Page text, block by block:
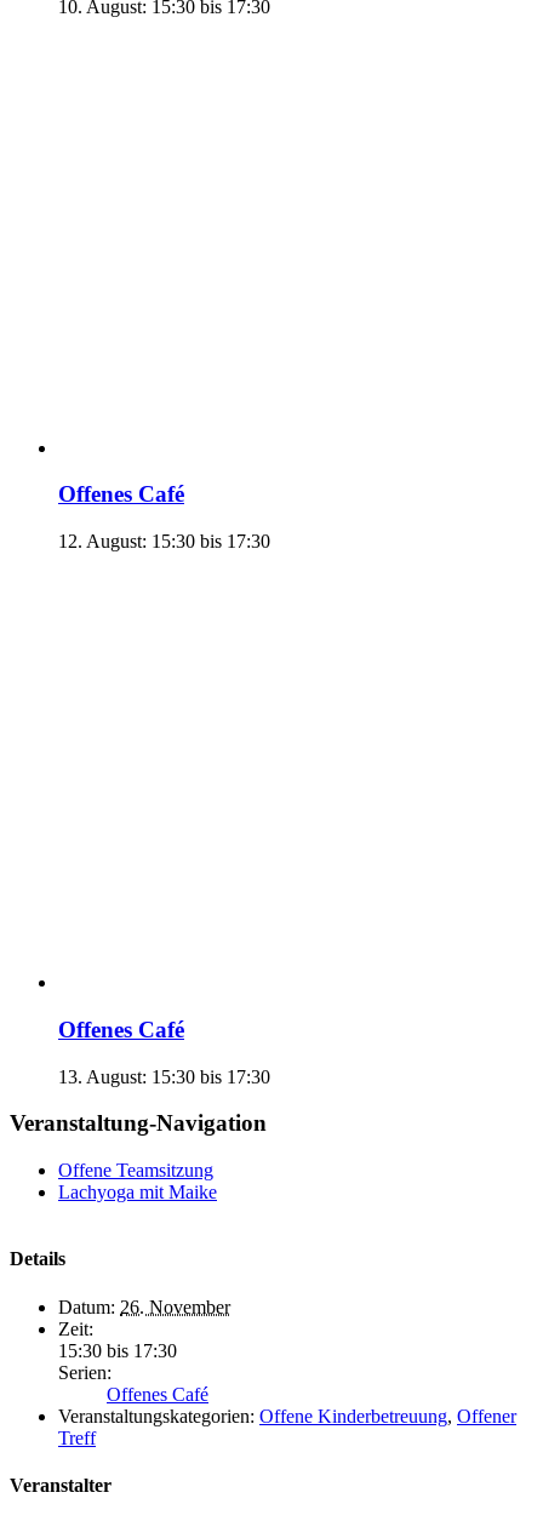
10. August: 15:30 bis 17:30
Offenes Café
12. August: 15:30 bis 17:30
Offenes Café
13. August: 15:30 bis 17:30
Veranstaltung-Navigation
Offene Teamsitzung
Lachyoga mit Maike
Details
Datum: 26. November
Zeit:
15:30 bis 17:30
Serien:
Offenes Café
Veranstaltungskategorien: Offene Kinderbetreuung, Offener
Treff
Veranstalter